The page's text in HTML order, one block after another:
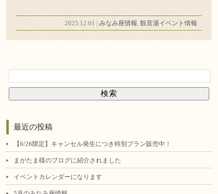
2025.12.01 | みなみ座情報. 観音湯イベント情報
最近の投稿
【6/26限定】キャンセル発生につき特別プラン販売中！
まがたま様のブログに紹介されました
イベントカレンダーになります